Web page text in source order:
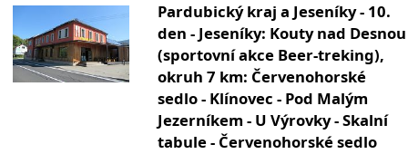
Pardubický kraj a Jeseníky - 10.
den - Jeseníky: Kouty nad Desnou
(sportovní akce Beer-treking),
okruh 7 km: Červenohorské
sedlo - Klínovec - Pod Malým
Jezerníkem - U Výrovky - Skalní
tabule - Červenohorské sedlo